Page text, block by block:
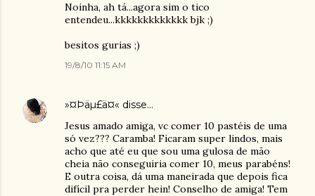
Noinha, ah tá...agora sim o tico
entendeu...kkkkkkkkkkkkk bjk ;)
besitos gurias ;)
19/8/10 11:15 AM
»¤Þäµ£ä¤« disse…
Jesus amado amiga, vc comer 10 pastéis de uma
só vez??? Caramba! Ficaram super lindos, mais
acho que até eu que sou uma gulosa de mão
cheia não conseguiria comer 10, meus parabéns!
E outra coisa, dá uma maneirada que depois fica
difícil pra perder hein! Conselho de amiga! Tem